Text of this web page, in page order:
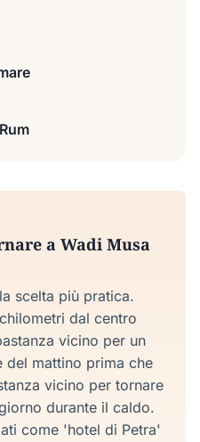
a Wadi Musa
scelta più pratica.
dal centro
vicino per un
del mattino prima che
vicino per tornare
durante il caldo.
come 'hotel di Petra'